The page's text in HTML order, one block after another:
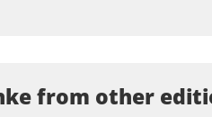
from other